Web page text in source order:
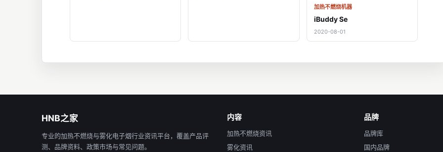
加热不燃烧机器
iBuddy Se
2020-08-01
HNB之家
专业的加热不燃烧与雾化电子烟行业资讯平台，覆盖产品评
测、品牌资料、政策市场与常见问题。
内容
加热不燃烧资讯
雾化资讯
品牌
品牌库
国内品牌